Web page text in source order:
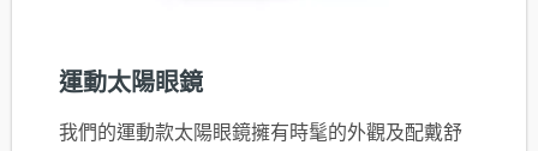
運動太陽眼鏡
我們的運動款太陽眼鏡擁有時髦的外觀及配戴舒